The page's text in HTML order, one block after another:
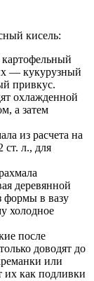
кисель:
— кукурузный
привкус.
охлажденной
а затем
из расчета на
ст. л., для
деревянной
формы в вазу
холодное
после
доводят до
или
их как подливки